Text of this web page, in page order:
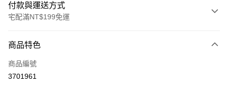
付款與運送方式
宅配滿NT$199免運
信用卡一次付款
LINE Pay
商品特色
商品編號
3701961